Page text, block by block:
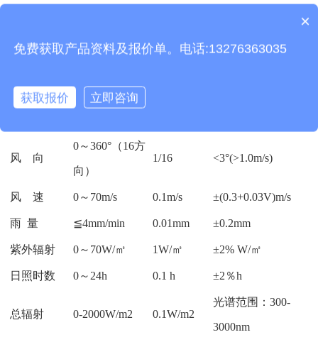
土壤温度 -50～+80℃ 0.1℃
土壤盐分 0-20ms
风 向
0～360°（16方
向）
1/16 <3°(>1.0m/s)
风 速 0～70m/s 0.1m/s ±(0.3+0.03V)m/s
雨 量 ≦4mm/min 0.01mm ±0.2mm
紫外辐射 0～70W/㎡ 1W/㎡ ±2% W/㎡
日照时数 0～24h 0.1 h ±2％h
总辐射 0-2000W/m2 0.1W/m2
光谱范围：300-
3000nm
设备有检测证书吗？
×
免费获取产品资料及报价单。电话:13276363035
获取报价 立即咨询